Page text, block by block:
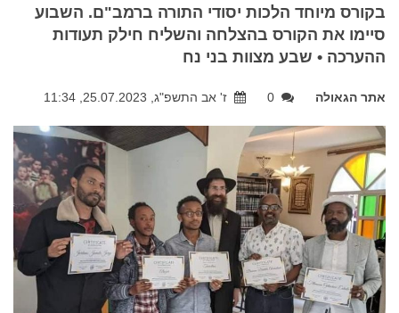
בקורס מיוחד הלכות יסודי התורה ברמב"ם. השבוע
סיימו את הקורס בהצלחה והשליח חילק תעודות
ההערכה • שבע מצוות בני נח
אתר הגאולה 0 ז' אב התשפ"ג, 25.07.2023, 11:34